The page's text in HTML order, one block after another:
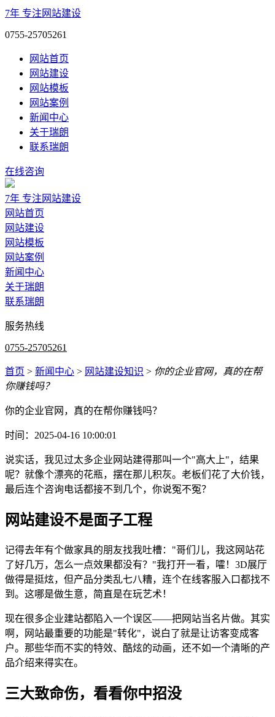
7年 专注网站建设
0755-25705261
网站首页
网站建设
网站模板
网站案例
新闻中心
关于瑞朗
联系瑞朗
在线咨询
7年 专注网站建设
网站首页
网站建设
网站模板
网站案例
新闻中心
关于瑞朗
联系瑞朗
服务热线
0755-25705261
首页 > 新闻中心 > 网站建设知识 > 你的企业官网，真的在帮
你赚钱吗？
你的企业官网，真的在帮你赚钱吗？
时间：2025-04-16 10:00:01
说实话，我见过太多企业网站建得那叫一个"高大上"，结果
呢？就像个漂亮的花瓶，摆在那儿积灰。老板们花了大价钱，
最后连个咨询电话都接不到几个，你说冤不冤？
网站建设不是面子工程
记得去年有个做家具的朋友找我吐槽："哥们儿，我这网站花
了好几万，怎么一点效果都没有？"我打开一看，嚯！3D展厅
做得是挺炫，但产品分类乱七八糟，连个在线客服入口都找不
到。这哪是做生意，简直是在玩艺术！
现在很多企业建站都陷入一个误区——把网站当名片做。其实
啊，网站最重要的功能是"转化"，说白了就是让访客变成客
户。那些华而不实的特效、酷炫的动画，还不如一个清晰的产
品介绍来得实在。
三大致命伤，看看你中招没